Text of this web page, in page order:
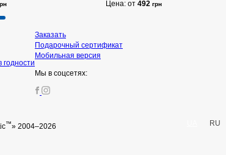
Цена: от 492 грн
Заказать
Подарочный сертификат
Мобильная версия
Мы в соцсетях:
™» 2004–2026 RU